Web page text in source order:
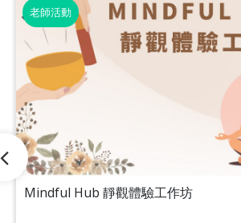
老師活動
Mindful Hub 靜觀體驗工作坊